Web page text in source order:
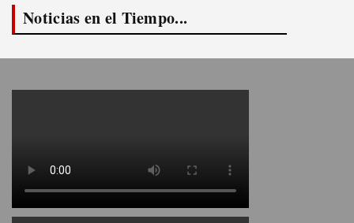
Noticias en el Tiempo...